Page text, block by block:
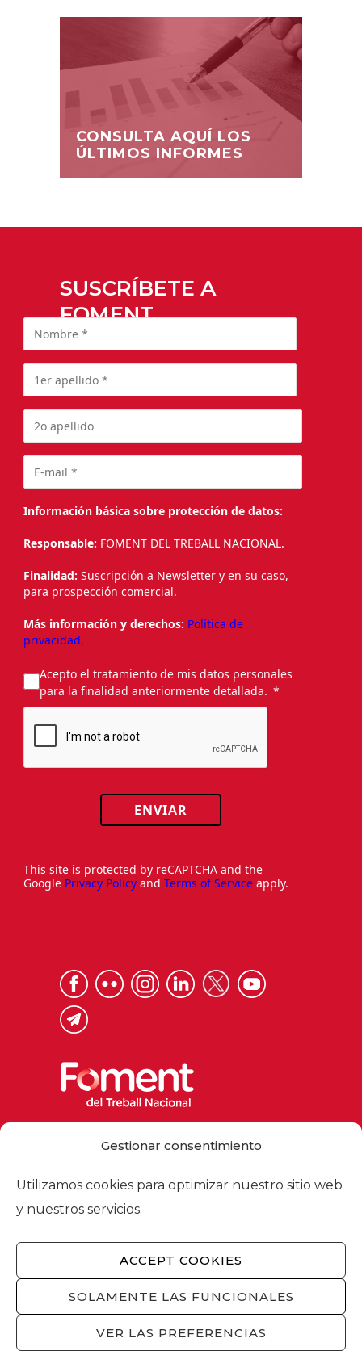
Gestionar consentimiento
Utilizamos cookies para optimizar nuestro sitio web
y nuestros servicios.
ACCEPT COOKIES
SOLAMENTE LAS FUNCIONALES
VER LAS PREFERENCIAS
CONSULTA AQUÍ LOS
ÚLTIMOS INFORMES
SUSCRÍBETE A
FOMENT
Información básica sobre protección de datos:
Responsable: FOMENT DEL TREBALL NACIONAL.
Finalidad: Suscripción a Newsletter y en su caso,
para prospección comercial.
Más información y derechos: Política de
privacidad.
Acepto el tratamiento de mis datos personales
para la finalidad anteriormente detallada.
ENVIAR
This site is protected by reCAPTCHA and the
Google Privacy Policy and Terms of Service apply.
foment@foment.com
© 2026 - Foment del Treball Nacional
de privacidad /Política de cookies